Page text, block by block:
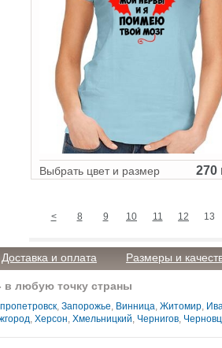
Выбрать цвет и размер 270
< 8 9 10 11 12 13
Доставка и оплата Размеры и
в любую точку страны
, Запорожье, Винница, Житомир,
, Херсон, Хмельницкий, Чернигов,